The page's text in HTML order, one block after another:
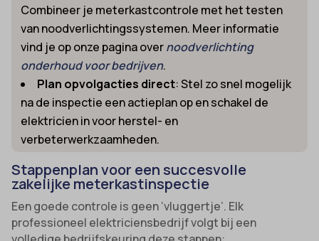
Combineer je meterkastcontrole met het testen
van noodverlichtingssystemen. Meer informatie
vind je op onze pagina overnoodverlichting
onderhoud voor bedrijven.
Plan opvolgacties direct: Stel zo snel mogelijk
na de inspectie een actieplan op en schakel de
elektricien in voor herstel- en
verbeterwerkzaamheden.
Stappenplan voor een succesvolle
zakelijke meterkastinspectie
Een goede controle is geen ‘vluggertje’. Elk
professioneel elektriciensbedrijf volgt bij een